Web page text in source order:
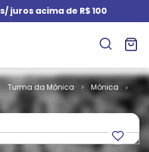
juros acima de R$ 100
Turma da Mônica
Mônica